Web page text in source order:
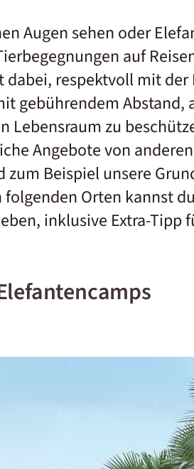
Augen sehen oder
auf
dabei, respektvoll mit
gebührendem
Lebensraum zu
Angebote von
Beispiel unsere
folgenden Orten kannst
inklusive Extra-Tipp